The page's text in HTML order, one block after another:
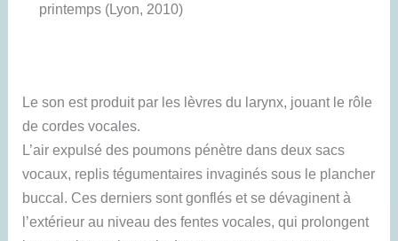
printemps (Lyon, 2010)
Le son est produit par les lèvres du larynx, jouant le rôle
de cordes vocales.
L’air expulsé des poumons pénètre dans deux sacs
vocaux, replis tégumentaires invaginés sous le plancher
buccal. Ces derniers sont gonflés et se dévaginent à
l’extérieur au niveau des fentes vocales, qui prolongent